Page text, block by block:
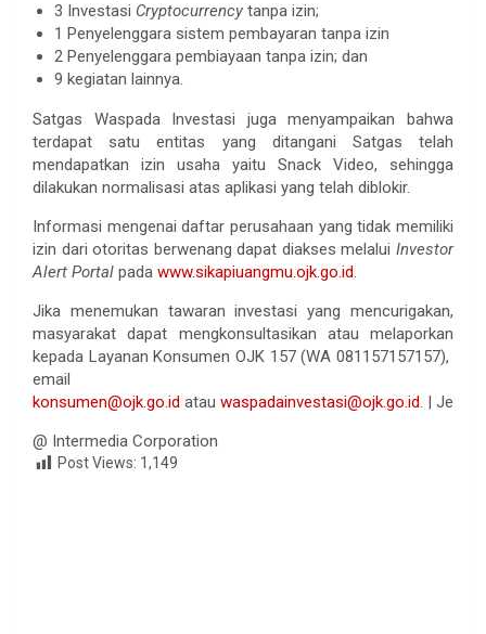
3 Investasi Cryptocurrency tanpa izin;
1 Penyelenggara sistem pembayaran tanpa izin
2 Penyelenggara pembiayaan tanpa izin; dan
9 kegiatan lainnya.
Satgas Waspada Investasi juga menyampaikan bahwa
terdapat satu entitas yang ditangani Satgas telah
mendapatkan izin usaha yaitu Snack Video, sehingga
dilakukan normalisasi atas aplikasi yang telah diblokir.
Informasi mengenai daftar perusahaan yang tidak memiliki
izin dari otoritas berwenang dapat diakses melalui Investor
Alert Portal pada www.sikapiuangmu.ojk.go.id.
Jika menemukan tawaran investasi yang mencurigakan,
masyarakat dapat mengkonsultasikan atau melaporkan
kepada Layanan Konsumen OJK 157 (WA 081157157157),
email
konsumen@ojk.go.id atau waspadainvestasi@ojk.go.id. | Je
@ Intermedia Corporation
Post Views: 1,149